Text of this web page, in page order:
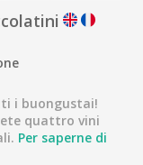
i buongustai!
quattro vini
Per saperne di